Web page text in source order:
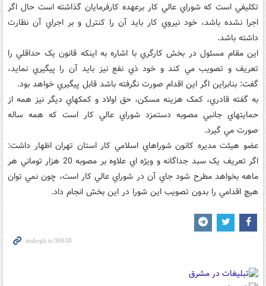
تکليفي است که شوراي عالي کار برعهده کارفرمايان گذاشته است حال اگر
اجرا نشده باشد، خود نيروي کار بايد آن را کنترل و بر اجراي آن نظارت
داشته باشد.
اين مقام مسئول در بخش کارگري با اشاره به اينکه قانون يک حداقلي را
تعريف و تصويب مي کند و خود ذي نفع نيز بايد آن را پيگيري نمايد،
گفت: بنابراين اگر اين اقدام صورت نگرفته باشد قابل پيگيري خواهد بود.
به گفته قادري، کمک هزينه مسکن، حق اولاد و کمکهاي ديگر نيز همه از
حمايتهاي جانبي مصوبه دستمزد شوراي عالي کار است که همه ساله
صورت مي گيرد.
عضو هيئت مديره کانون شوراهاي اسلامي کار استان تهران اظهار داشت:
اگر تعريف يک سبد جداگانه و ويژه اي علاوه بر مصوبه 20 هزار توماني هر
ماهه بخواهد مطرح شود جاي آن در شوراي عالي کار است، چون نمي توان
هيچ اقدامي را بدون تصويب اين شورا در اين بخش انجام داد.